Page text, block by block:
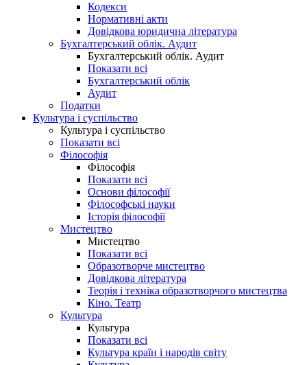
Кодекси
Нормативні акти
Довідкова юридична література
Бухгалтерський облік. Аудит
Бухгалтерський облік. Аудит
Показати всі
Бухгалтерський облік
Аудит
Податки
Культура і суспільство
Культура і суспільство
Показати всі
Філософія
Філософія
Показати всі
Основи філософії
Філософські науки
Історія філософії
Мистецтво
Мистецтво
Показати всі
Образотворче мистецтво
Довідкова література
Теорія і техніка образотворчого мистецтва
Кіно. Театр
Культура
Культура
Показати всі
Культура країн і народів світу